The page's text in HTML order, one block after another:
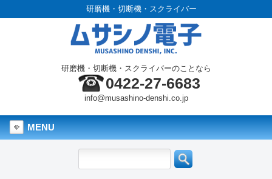
研磨機・切断機・スクライバー
研磨機・切断機・スクライバーのことなら
0422-27-6683
info@musashino-denshi.co.jp
MENU